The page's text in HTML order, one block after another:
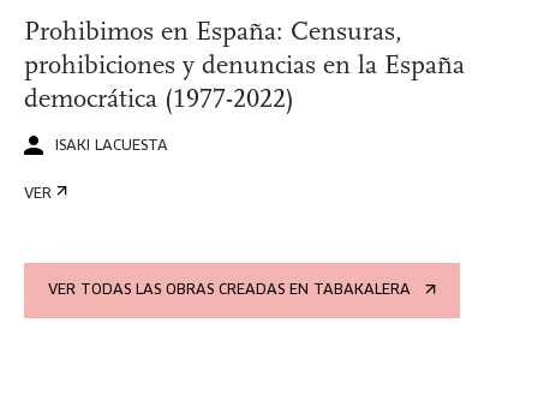
Prohibimos en España: Censuras,
prohibiciones y denuncias en la España
democrática (1977-2022)
ISAKI LACUESTA
VER
VER TODAS LAS OBRAS CREADAS EN TABAKALERA